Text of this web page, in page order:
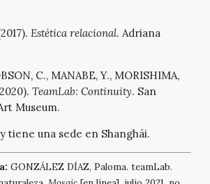
Estética relacional. Adriana
C., MANABE, Y., MORISHIMA,
TeamLab: Continuity. San
Museum.
tiene una sede en Shanghái.
GONZÁLEZ DÍAZ, Paloma. teamLab.